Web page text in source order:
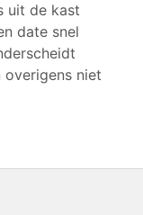
uit de kast
date snel
overigens niet